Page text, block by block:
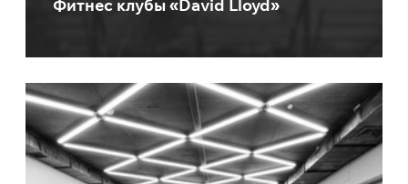
Фитнес клубы «David Lloyd»